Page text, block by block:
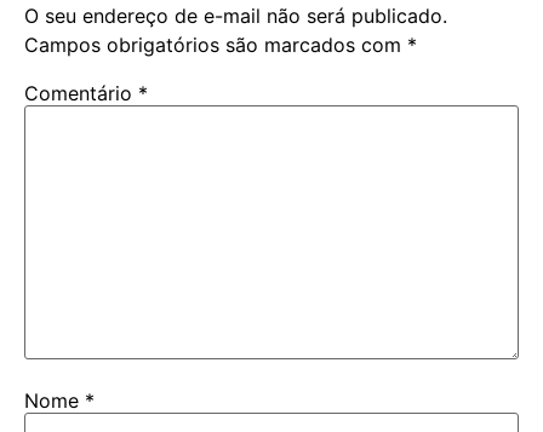
O seu endereço de e-mail não será publicado.
Campos obrigatórios são marcados com *
Comentário *
Nome *